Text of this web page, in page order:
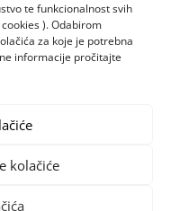
te funkcionalnost svih
). Odabirom
za koje je potrebna
informacije pročitajte
kolačiće